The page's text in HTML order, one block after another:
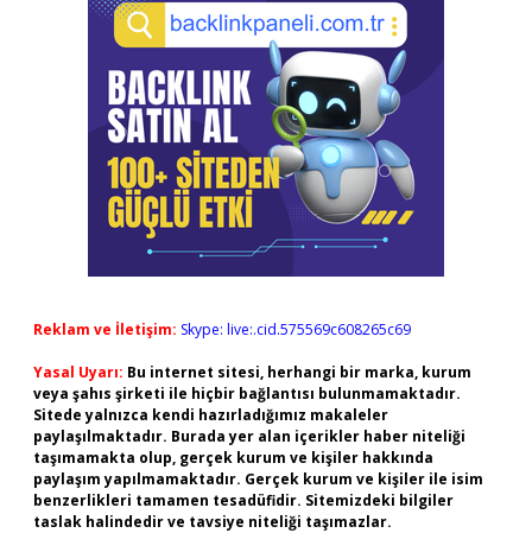
Reklam ve İletişim: Skype: live:.cid.575569c608265c69
Yasal Uyarı: Bu internet sitesi, herhangi bir marka, kurum
veya şahıs şirketi ile hiçbir bağlantısı bulunmamaktadır.
Sitede yalnızca kendi hazırladığımız makaleler
paylaşılmaktadır. Burada yer alan içerikler haber niteliği
taşımamakta olup, gerçek kurum ve kişiler hakkında
paylaşım yapılmamaktadır. Gerçek kurum ve kişiler ile isim
benzerlikleri tamamen tesadüfidir. Sitemizdeki bilgiler
taslak halindedir ve tavsiye niteliği taşımazlar.